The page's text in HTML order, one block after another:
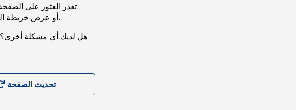
تعذر العثور على
URL، أو عرض خريطة الموقع الخاصة بنا لمساعدتك في العثور على ما تريد.
هل لديك أي مشكلة أخرى؟